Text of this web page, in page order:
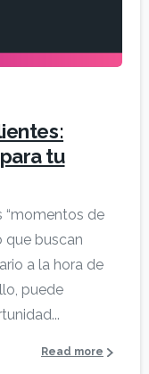
tu
“momentos de
que buscan
a la hora de
puede
Read more